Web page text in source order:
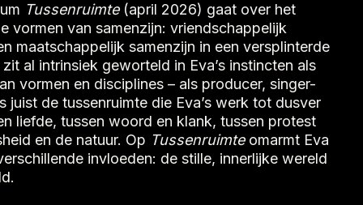
Tussenruimte(april 2026) gaat over het
vormen van samenzijn: vriendschappelijk
maatschappelijk samenzijn in een versplinterde
al intrinsiek geworteld in Eva’s instincten als
vormen en disciplines – als producer, singer-
juist de tussenruimte die Eva’s werk tot dusver
liefde, tussen woord en klank, tussen protest
en de natuur. Op Tussenruimteomarmt Eva
invloeden: de stille, innerlijke wereld